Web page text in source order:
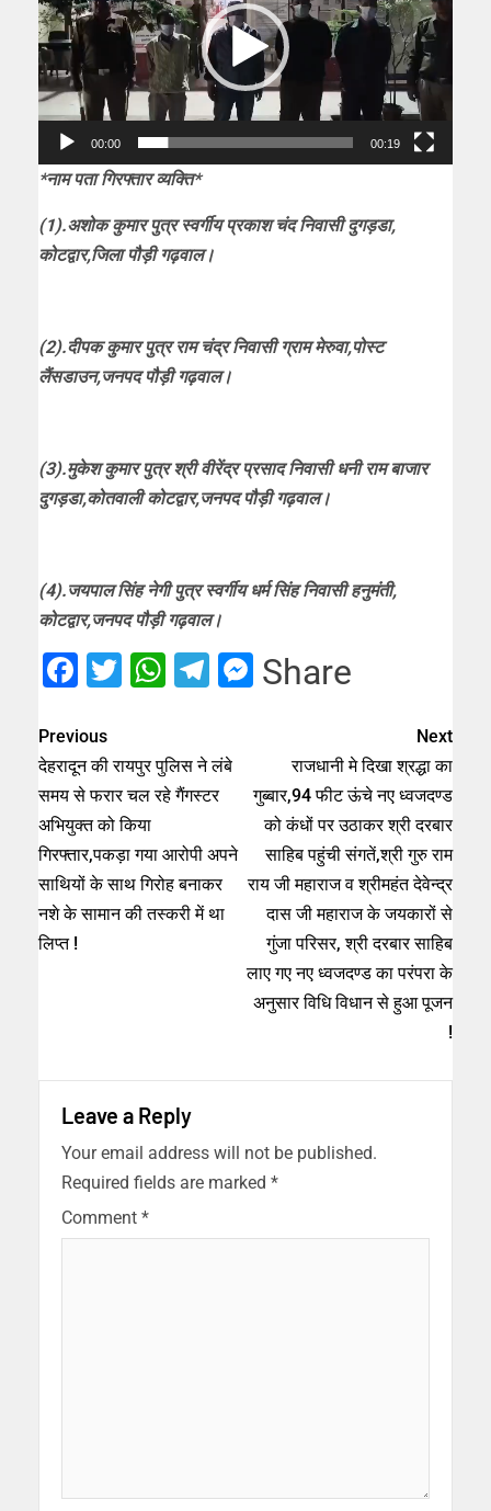
00:00 00:19
*नाम पता गिरफ्तार व्यक्ति*
(1).अशोक कुमार पुत्र स्वर्गीय प्रकाश चंद निवासी दुगड़डा,
कोटद्वार,जिला पौड़ी गढ़वाल।
(2).दीपक कुमार पुत्र राम चंद्र निवासी ग्राम मेरुवा,पोस्ट
लैंसडाउन,जनपद पौड़ी गढ़वाल।
(3).मुकेश कुमार पुत्र श्री वीरेंद्र प्रसाद निवासी धनी राम बाजार
दुगड़डा,कोतवाली कोटद्वार,जनपद पौड़ी गढ़वाल।
(4).जयपाल सिंह नेगी पुत्र स्वर्गीय धर्म सिंह निवासी हनुमंती,
कोटद्वार,जनपद पौड़ी गढ़वाल।
Facebook
Twitter
WhatsApp
Telegram
Messenger
Share
Previous
देहरादून की रायपुर पुलिस ने लंबे
समय से फरार चल रहे गैंगस्टर
अभियुक्त को किया
गिरफ्तार,पकड़ा गया आरोपी अपने
साथियों के साथ गिरोह बनाकर
नशे के सामान की तस्करी में था
लिप्त !
Next
राजधानी मे दिखा श्रद्धा का
गुब्बार,94 फीट ऊंचे नए ध्वजदण्ड
को कंधों पर उठाकर श्री दरबार
साहिब पहुंची संगतें,श्री गुरु राम
राय जी महाराज व श्रीमहंत देवेन्द्र
दास जी महाराज के जयकारों से
गुंजा परिसर, श्री दरबार साहिब
लाए गए नए ध्वजदण्ड का परंपरा के
अनुसार विधि विधान से हुआ पूजन
!
Leave a Reply
Your email address will not be published.
Required fields are marked *
Comment *